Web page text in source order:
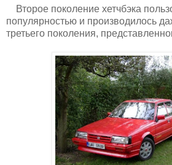
Второе поколение хетчбэка
популярностью и производилось
третьего поколения,